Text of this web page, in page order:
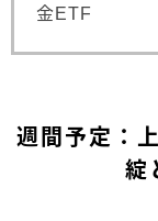
金ETF
週間予定：
綻